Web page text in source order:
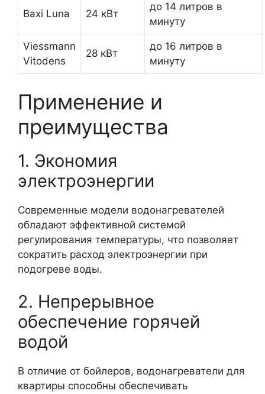
Baxi Luna 24 кВт
до 14 литров в
минуту
Viessmann
Vitodens
28 кВт
до 16 литров в
минуту
Применение и
преимущества
1. Экономия
электроэнергии
Современные модели водонагревателей
обладают эффективной системой
регулирования температуры, что позволяет
сократить расход электроэнергии при
подогреве воды.
2. Непрерывное
обеспечение горячей
водой
В отличие от бойлеров, водонагреватели для
квартиры способны обеспечивать